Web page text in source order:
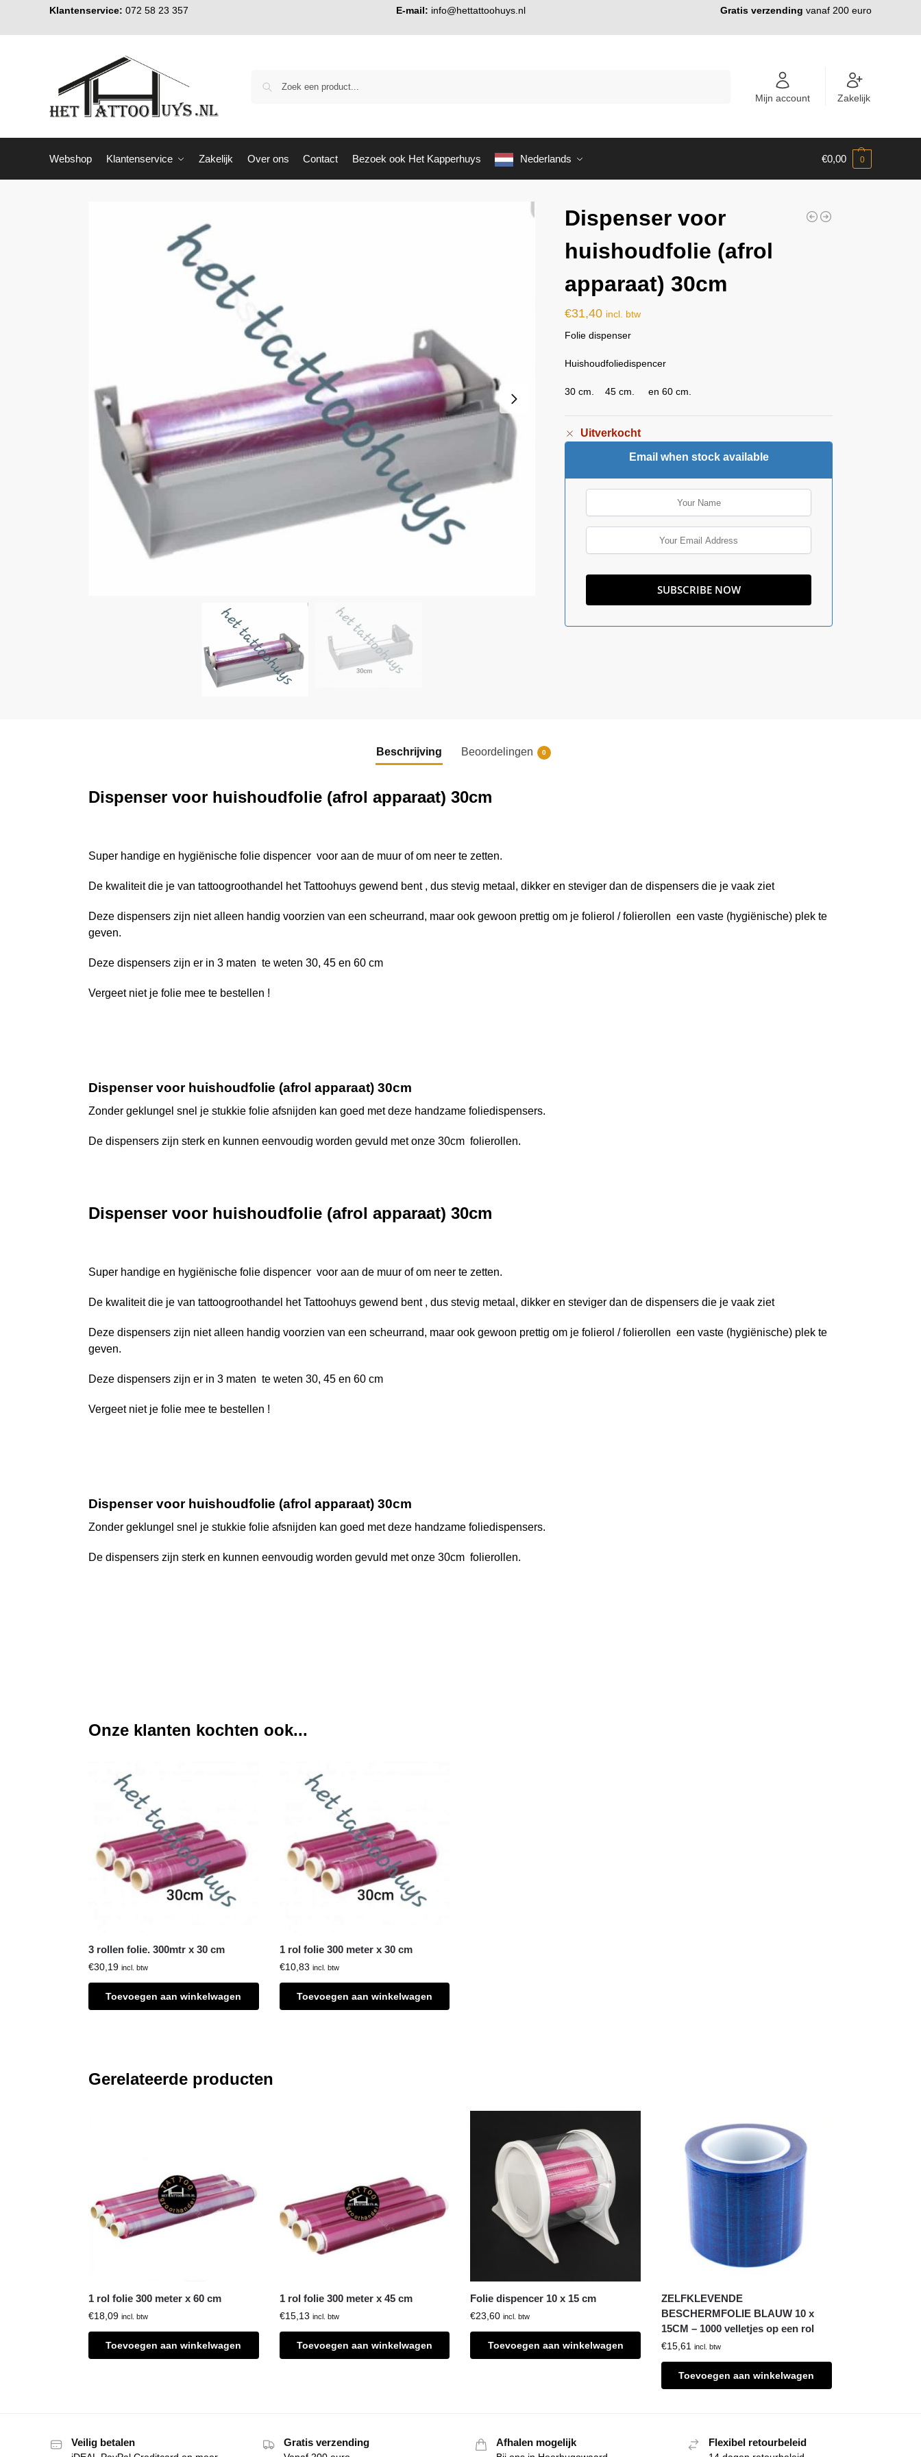
Klantenservice: 072 58 23 357 E-mail: info@hettattoohuys.nl Gratis verzending vanaf 200 euro
Mijn account Zakelijk
Webshop Klantenservice Zakelijk Over ons Contact Bezoek ook Het Kapperhuys Nederlands €0,00 0
Dispenser voor
huishoudfolie (afrol
apparaat) 30cm
€31,40 incl. btw
Folie dispenser
Huishoudfoliedispencer
30 cm. 45 cm. en 60 cm.
Uitverkocht
Email when stock available
Beschrijving Beoordelingen 0
Dispenser voor huishoudfolie (afrol apparaat) 30cm
Super handige en hygiënische folie dispencer voor aan de muur of om neer te zetten.
De kwaliteit die je van tattoogroothandel het Tattoohuys gewend bent , dus stevig metaal, dikker en steviger dan de dispensers die je vaak ziet
Deze dispensers zijn niet alleen handig voorzien van een scheurrand, maar ook gewoon prettig om je folierol / folierollen een vaste (hygiënische) plek te
geven.
Deze dispensers zijn er in 3 maten te weten 30, 45 en 60 cm
Vergeet niet je folie mee te bestellen !
Dispenser voor huishoudfolie (afrol apparaat) 30cm
Zonder geklungel snel je stukkie folie afsnijden kan goed met deze handzame foliedispensers.
De dispensers zijn sterk en kunnen eenvoudig worden gevuld met onze 30cm folierollen.
Dispenser voor huishoudfolie (afrol apparaat) 30cm
Super handige en hygiënische folie dispencer voor aan de muur of om neer te zetten.
De kwaliteit die je van tattoogroothandel het Tattoohuys gewend bent , dus stevig metaal, dikker en steviger dan de dispensers die je vaak ziet
Deze dispensers zijn niet alleen handig voorzien van een scheurrand, maar ook gewoon prettig om je folierol / folierollen een vaste (hygiënische) plek te
geven.
Deze dispensers zijn er in 3 maten te weten 30, 45 en 60 cm
Vergeet niet je folie mee te bestellen !
Dispenser voor huishoudfolie (afrol apparaat) 30cm
Zonder geklungel snel je stukkie folie afsnijden kan goed met deze handzame foliedispensers.
De dispensers zijn sterk en kunnen eenvoudig worden gevuld met onze 30cm folierollen.
Onze klanten kochten ook...
3 rollen folie. 300mtr x 30 cm
€30,19 incl. btw
Toevoegen aan winkelwagen
1 rol folie 300 meter x 30 cm
€10,83 incl. btw
Toevoegen aan winkelwagen
Gerelateerde producten
1 rol folie 300 meter x 60 cm
€18,09 incl. btw
Toevoegen aan winkelwagen
1 rol folie 300 meter x 45 cm
€15,13 incl. btw
Toevoegen aan winkelwagen
Folie dispencer 10 x 15 cm
€23,60 incl. btw
Toevoegen aan winkelwagen
ZELFKLEVENDE
BESCHERMFOLIE BLAUW 10 x
15CM – 1000 velletjes op een rol
€15,61 incl. btw
Toevoegen aan winkelwagen
Veilig betalen Gratis verzending Afhalen mogelijk Flexibel retourbeleid